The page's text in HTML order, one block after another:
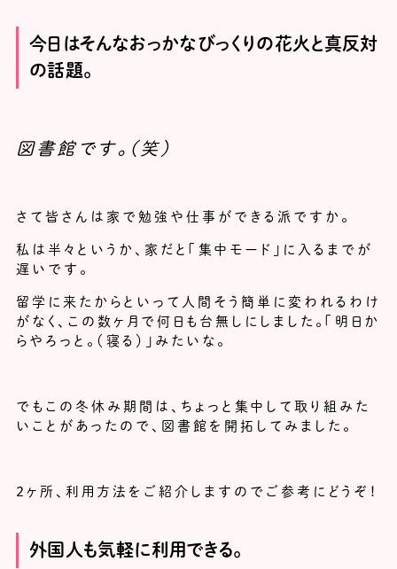
今日はそんなおっかなびっくりの花火と真反対
の話題。
図書館です。（笑）
さて皆さんは家で勉強や仕事ができる派ですか。
私は半々というか、家だと「集中モード」に入るまでが
遅いです。
留学に来たからといって人間そう簡単に変われるわけ
がなく、この数ヶ月で何日も台無しにしました。「明日か
らやろっと。（寝る）」みたいな。
でもこの冬休み期間は、ちょっと集中して取り組みた
いことがあったので、図書館を開拓してみました。
２ヶ所、利用方法をご紹介しますのでご参考にどうぞ！
外国人も気軽に利用できる。